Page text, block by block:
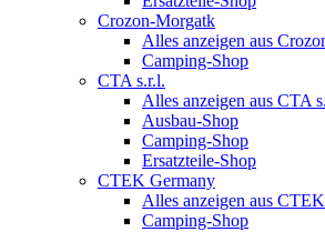
Crozon-Morgatk
Alles anzeigen aus
Camping-Shop
CTA s.r.l.
Alles anzeigen aus CTA
Ausbau-Shop
Camping-Shop
Ersatzteile-Shop
CTEK Germany
Alles anzeigen aus
Camping-Shop